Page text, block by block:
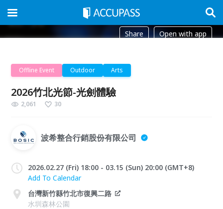
Share Open with app
Offline Event Outdoor Arts
2026竹北光節-光劍體驗
2,061 30
波希整合行銷股份有限公司
2026.02.27 (Fri) 18:00 - 03.15 (Sun) 20:00 (GMT+8)
Add To Calendar
台灣新竹縣竹北市復興二路
水圳森林公園